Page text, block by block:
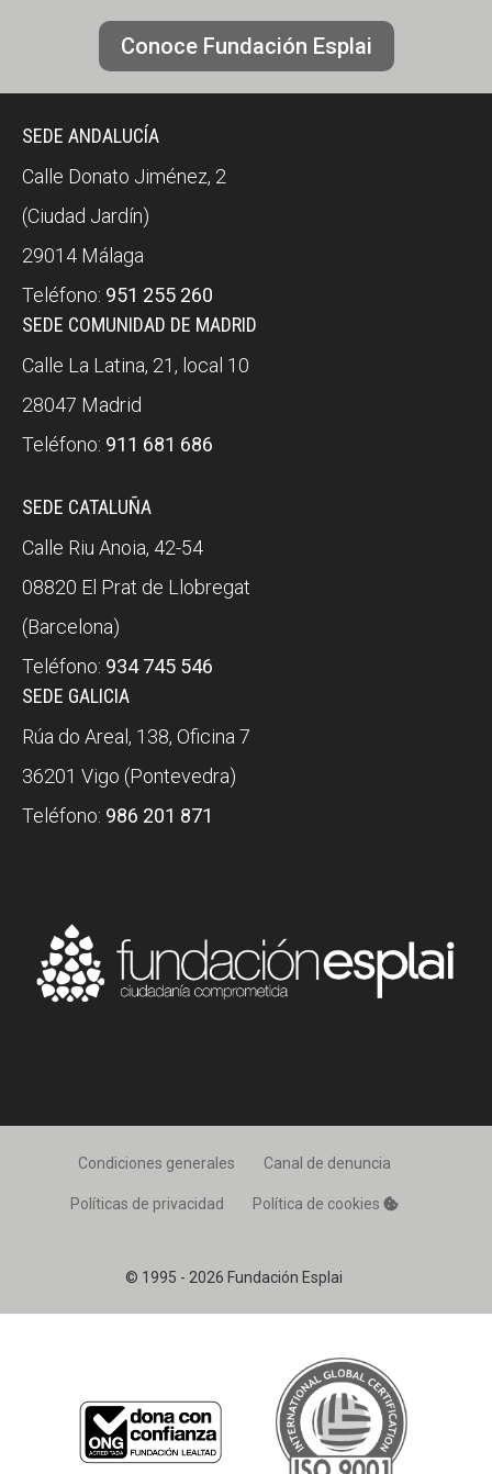
Conoce Fundación Esplai
SEDE ANDALUCÍA
Calle Donato Jiménez, 2
(Ciudad Jardín)
29014 Málaga
Teléfono: 951 255 260
SEDE COMUNIDAD DE MADRID
Calle La Latina, 21, local 10
28047 Madrid
Teléfono: 911 681 686
SEDE CATALUÑA
Calle Riu Anoia, 42-54
08820 El Prat de Llobregat
(Barcelona)
Teléfono: 934 745 546
SEDE GALICIA
Rúa do Areal, 138, Oficina 7
36201 Vigo (Pontevedra)
Teléfono: 986 201 871
© 1995 - 2026 Fundación Esplai
Condiciones generales Canal de denuncia
Políticas de privacidad Política de cookies